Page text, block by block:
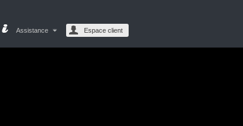
Assistance Espace client